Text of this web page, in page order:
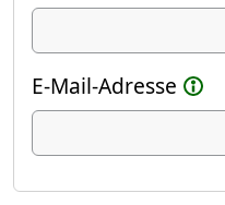
E-Mail-Adresse